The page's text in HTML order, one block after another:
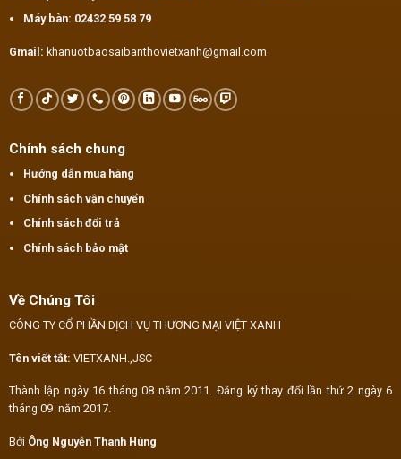
Máy bàn: 02432 59 58 79
Gmail: khanuotbaosaibanthovietxanh@gmail.com
Chính sách chung
Hướng dẫn mua hàng
Chính sách vận chuyển
Chính sách đổi trả
Chính sách bảo mật
Về Chúng Tôi
CÔNG TY CỔ PHẦN DỊCH VỤ THƯƠNG MẠI VIỆT XANH
Tên viết tắt: VIETXANH.,JSC
Thành lập ngày 16 tháng 08 năm 2011. Đăng ký thay đổi lần thứ 2 ngày 6
tháng 09 năm 2017.
Bởi Ông Nguyễn Thanh Hùng